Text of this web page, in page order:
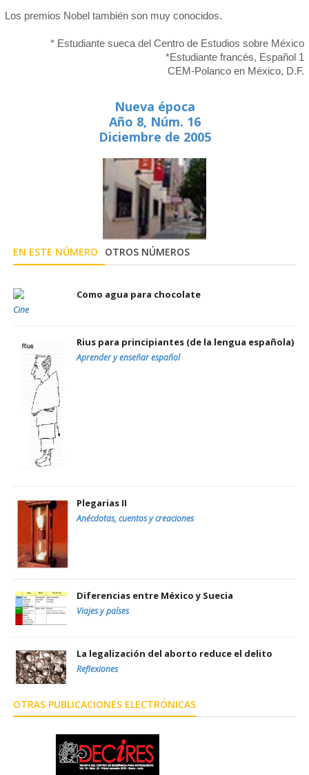
Los premios Nobel también son muy conocidos.
* Estudiante sueca del Centro de Estudios sobre México
*Estudiante francés, Español 1
CEM-Polanco en México, D.F.
Nueva época
Año 8, Núm. 16
Diciembre de 2005
EN ESTE NÚMERO OTROS NÚMEROS
Como agua para chocolate
Cine
Rius para principiantes (de la lengua española)
Aprender y enseñar español
Plegarias II
Anécdotas, cuentos y creaciones
Diferencias entre México y Suecia
Viajes y países
La legalización del aborto reduce el delito
Reflexiones
OTRAS PUBLICACIONES ELECTRÓNICAS